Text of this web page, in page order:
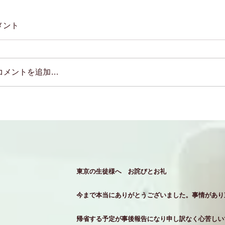
ント
メントを追加…
東京の生徒様へ お詫びとお礼
今まで本当にありがとうございました。事情があ
帰省する予定が事後報告になり申し訳なく心苦し